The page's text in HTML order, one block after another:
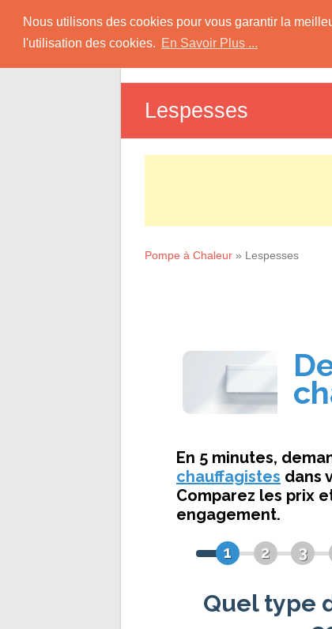
Nous utilisons des cookies pour vous garantir la
l'utilisation des cookies. En Savoir Plus ...
content
Pompe à Chaleur
Informations sur les Pompes à
Lespesses
Pompe à Chaleur » Lespesses